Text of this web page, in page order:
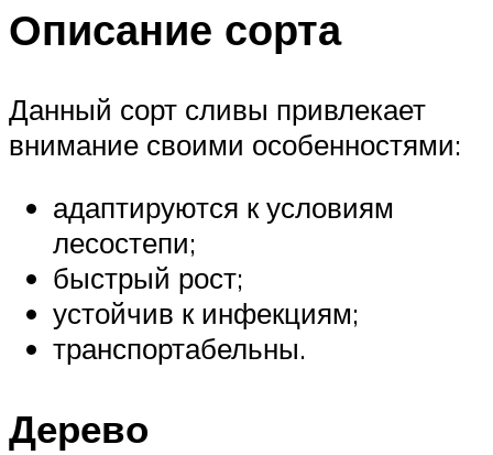
Описание сорта
Данный сорт сливы привлекает
внимание своими особенностями:
адаптируются к условиям
лесостепи;
быстрый рост;
устойчив к инфекциям;
транспортабельны.
Дерево